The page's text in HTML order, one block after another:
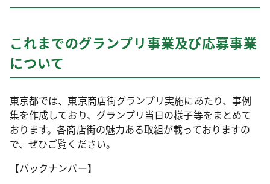
これまでのグランプリ事業及び応募事業
について
東京都では、東京商店街グランプリ実施にあたり、事例
集を作成しており、グランプリ当日の様子等をまとめて
おります。各商店街の魅力ある取組が載っておりますの
で、ぜひご覧ください。
【バックナンバー】